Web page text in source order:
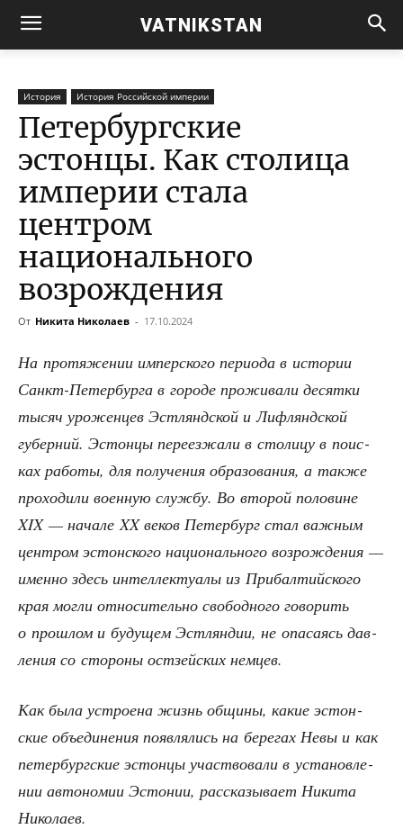
VATNIKSTAN
История История Российской империи
Петербургские
эстонцы. Как столица
империи стала
центром
национального
возрождения
От Никита Николаев - 17.10.2024
На про­тя­же­нии импер­ско­го пери­о­да в исто­рии
Санкт-Петер­бур­га в горо­де про­жи­ва­ли десят­ки
тысяч уро­жен­цев Эст­лянд­ской и Лиф­лянд­ской
губер­ний. Эстон­цы пере­ез­жа­ли в сто­ли­цу в поис­
ках рабо­ты, для полу­че­ния обра­зо­ва­ния, а так­же
про­хо­ди­ли воен­ную служ­бу. Во вто­рой поло­вине
XIX — нача­ле XX веков Петер­бург стал важ­ным
цен­тром эстон­ско­го наци­о­наль­но­го воз­рож­де­ния —
имен­но здесь интел­лек­ту­а­лы из При­бал­тий­ско­го
края мог­ли отно­си­тель­но сво­бод­но­го гово­рить
о про­шлом и буду­щем Эст­лян­дии, не опа­са­ясь дав­
ле­ния со сто­ро­ны ост­зей­ских немцев.
Как была устро­е­на жизнь общи­ны, какие эстон­
ские объ­еди­не­ния появ­ля­лись на бере­гах Невы и как
петер­бург­ские эстон­цы участ­во­ва­ли в уста­нов­ле­
нии авто­но­мии Эсто­нии, рас­ска­зы­ва­ет Ники­та
Николаев.